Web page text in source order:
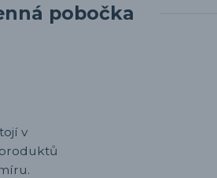
pobočka
v
produktů